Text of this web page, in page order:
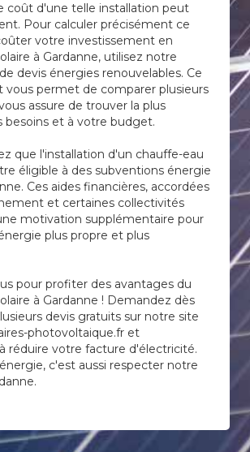
coût d'une telle installation peut
Pour calculer précisément ce
votre investissement en
à Gardanne, utilisez notre
devis énergies renouvelables. Ce
vous permet de comparer plusieurs
assure de trouver la plus
besoins et à votre budget.
que l'installation d'un chauffe-eau
éligible à des subventions énergie
Ces aides financières, accordées
et certaines collectivités
motivation supplémentaire pour
plus propre et plus
pour profiter des avantages du
à Gardanne ! Demandez dès
devis gratuits sur notre site
photovoltaique.fr et
réduire votre facture d'électricité.
c'est aussi respecter notre